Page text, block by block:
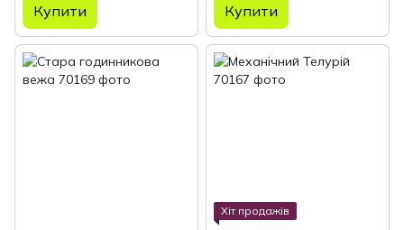
Купити Купити
Хіт продажів